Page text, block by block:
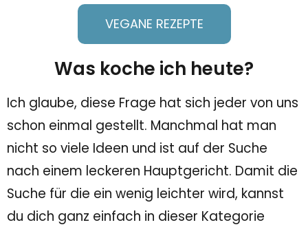
VEGANE REZEPTE
Was koche ich heute?
Ich glaube, diese Frage hat sich jeder von uns
schon einmal gestellt. Manchmal hat man
nicht so viele Ideen und ist auf der Suche
nach einem leckeren Hauptgericht. Damit die
Suche für die ein wenig leichter wird, kannst
du dich ganz einfach in dieser Kategorie